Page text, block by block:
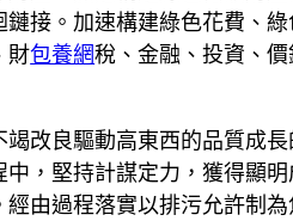
接。加速構建綠色花費、
財包養網稅、金融、投資、
改良驅動高東西的品質成
，堅持計謀定力，獲得顯
由過程落實以排污允許制